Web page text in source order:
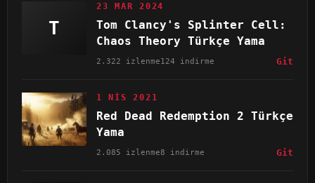
T
23 MAR 2024
Tom Clancy's Splinter Cell:
Chaos Theory Türkçe Yama
2.322 izlenme124 indirme Git
1 NIS 2021
Red Dead Redemption 2 Türkçe
Yama
2.085 izlenme8 indirme Git